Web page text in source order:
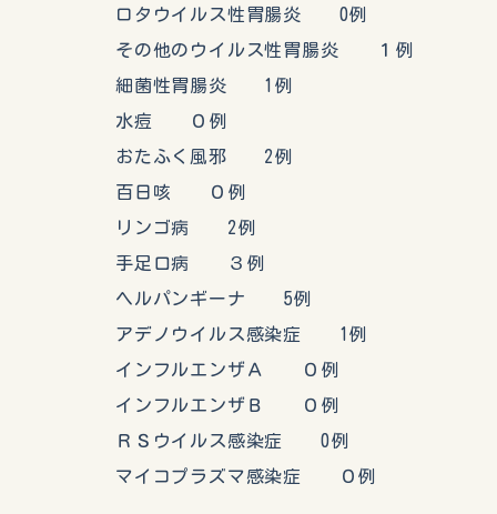
ロタウイルス性胃腸炎 0例
その他のウイルス性胃腸炎 １例
細菌性胃腸炎 1例
水痘 ０例
おたふく風邪 2例
百日咳 ０例
リンゴ病 2例
手足口病 ３例
ヘルパンギーナ 5例
アデノウイルス感染症 1例
インフルエンザＡ ０例
インフルエンザＢ ０例
ＲＳウイルス感染症 0例
マイコプラズマ感染症 ０例